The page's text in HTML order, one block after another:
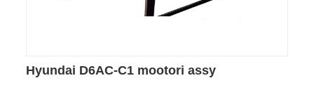
Hyundai D6AC-C1 mootori assy